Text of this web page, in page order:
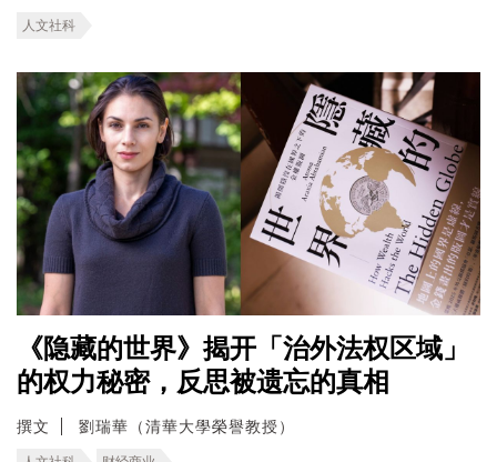
人文社科
《隐藏的世界》揭开「治外法权区域」
的权力秘密，反思被遗忘的真相
撰文 劉瑞華（清華大學榮譽教授）